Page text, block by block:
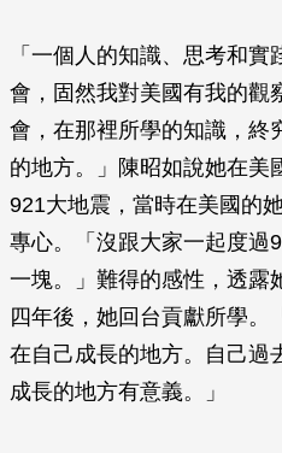
「一個人的知識、思考和
會，固然我對美國有我的觀
會，在那裡所學的知識，終
的地方。」陳昭如說她在美
921大地震，當時在美國的
專心。「沒跟大家一起度過
一塊。」難得的感性，透露
四年後，她回台貢獻所學。
在自己成長的地方。自己過
成長的地方有意義。」